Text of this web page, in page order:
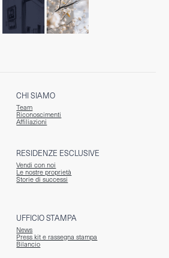
CHI SIAMO
Team
Riconoscimenti
Affiliazioni
RESIDENZE ESCLUSIVE
Vendi con noi
Le nostre proprietà
Storie di successi
UFFICIO STAMPA
News
Press kit e rassegna stampa
Bilancio